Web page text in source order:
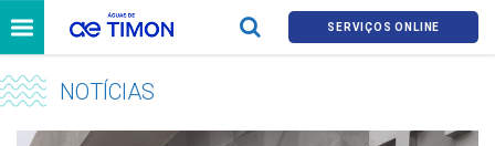
SERVIÇOS ONLINE
NOTÍCIAS